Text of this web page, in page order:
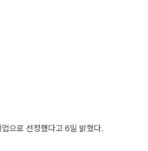
으로 선정했다고 6일 밝혔다.